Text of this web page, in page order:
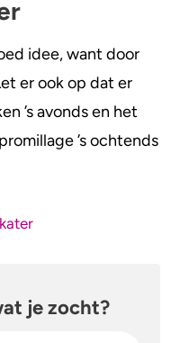
idee, want door
er ook op dat er
’s avonds en het
’s ochtends
je zocht?